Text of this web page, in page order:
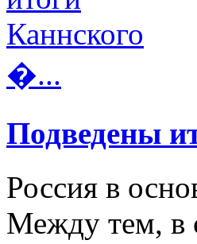
Подведены
Россия в
Между тем, в